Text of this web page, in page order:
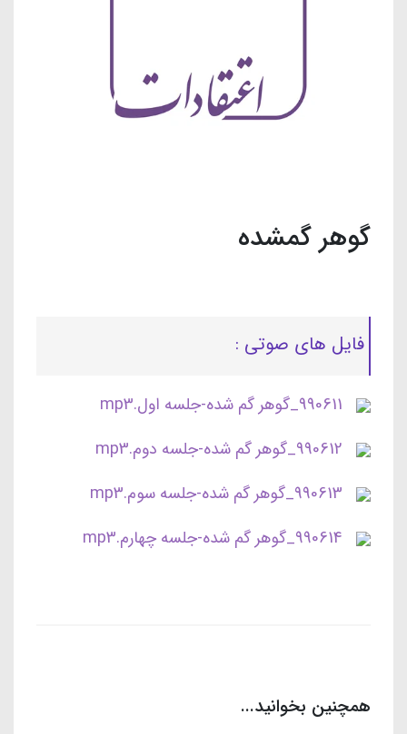
گوهر گمشده
فایل های صوتی :
990611_گوهر گم شده-جلسه اول.mp3
990612_گوهر گم شده-جلسه دوم.mp3
990613_گوهر گم شده-جلسه سوم.mp3
990614_گوهر گم شده-جلسه چهارم.mp3
همچنین بخوانید...